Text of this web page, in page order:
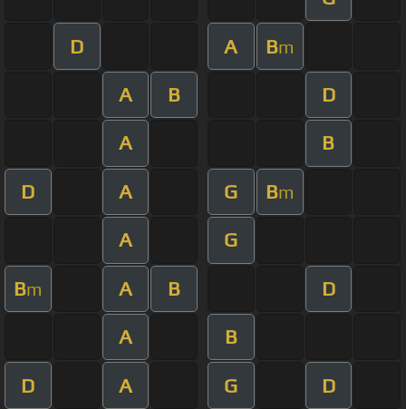
D A Bm
A B D
A B
D A G Bm
A G
Bm A B D
A B
D A G D